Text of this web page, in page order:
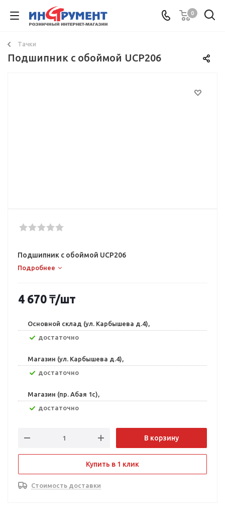
0
Тачки
Подшипник с обоймой UCP206
Подшипник с обоймой UCP206
Подробнее
4 670 ₸/шт
Основной склад (ул. Карбышева д.4),
Достаточно
Магазин (ул. Карбышева д.4),
Достаточно
Магазин (пр. Абая 1с),
Достаточно
В корзину
Купить в 1 клик
Стоимость доставки